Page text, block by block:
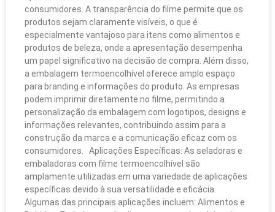
consumidores. A transparência do filme permite que os
produtos sejam claramente visíveis, o que é
especialmente vantajoso para itens como alimentos e
produtos de beleza, onde a apresentação desempenha
um papel significativo na decisão de compra. Além disso,
a embalagem termoencolhível oferece amplo espaço
para branding e informações do produto. As empresas
podem imprimir diretamente no filme, permitindo a
personalização da embalagem com logotipos, designs e
informações relevantes, contribuindo assim para a
construção da marca e a comunicação eficaz com os
consumidores. Aplicações Específicas: As seladoras e
embaladoras com filme termoencolhível são
amplamente utilizadas em uma variedade de aplicações
específicas devido à sua versatilidade e eficácia.
Algumas das principais aplicações incluem: Alimentos e